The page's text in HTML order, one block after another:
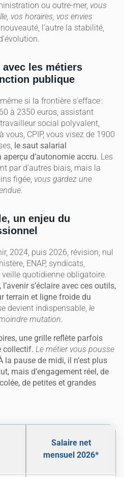
ou outre-mer, vous
vos horaires, vos envies
l’autre la stabilité,
les métiers
publique
si la frontière s’efface :
à 2350 euros, assistant
social polyvalent,
vous, CPIP, vous visez de 1900
le saut salarial
aperçu d’autonomie accru. Les
par d’autres biais, mais la
figée, vous gardez une
un enjeu du
2024, puis 2026, révision, nul
ENAP, syndicats,
quotidienne obligatoire.
s’éclaire avec ces outils,
terrain et ligne froide du
devient indispensable, le
mutation.
une grille reflète parfois
collectif. Le métier vous pousse
la pause de midi, il n’est plus
mais d’engagement réel, de
de petites et grandes
Salaire net
mensuel 2026*